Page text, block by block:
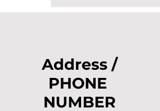
Address /
PHONE
NUMBER